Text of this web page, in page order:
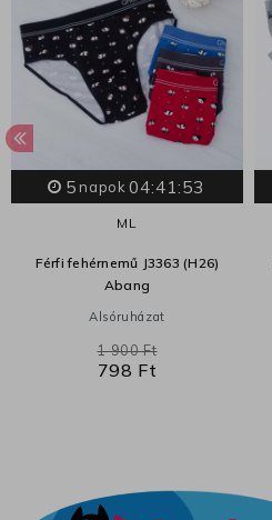
5 napok 04:41:53
M L
Férfi fehérnemű J3363 (H26)
Abang
Alsóruházat
798 Ft
1 900 Ft